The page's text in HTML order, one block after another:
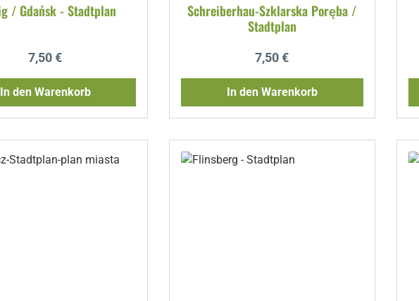
/ Gdańsk - Stadtplan
Regulärer Preis:
7,50 €
In den Warenkorb
Schreiberhau-Szklarska Poręba /
Stadtplan
Regulärer Preis:
7,50 €
In den Warenkorb